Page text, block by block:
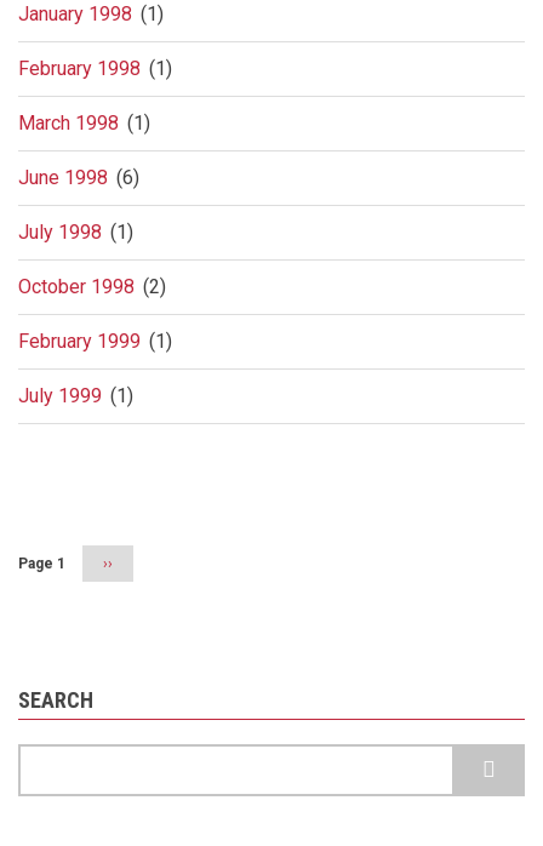
January 1998 (1)
February 1998 (1)
March 1998 (1)
June 1998 (6)
July 1998 (1)
October 1998 (2)
February 1999 (1)
July 1999 (1)
Page 1
Next
››
SEARCH